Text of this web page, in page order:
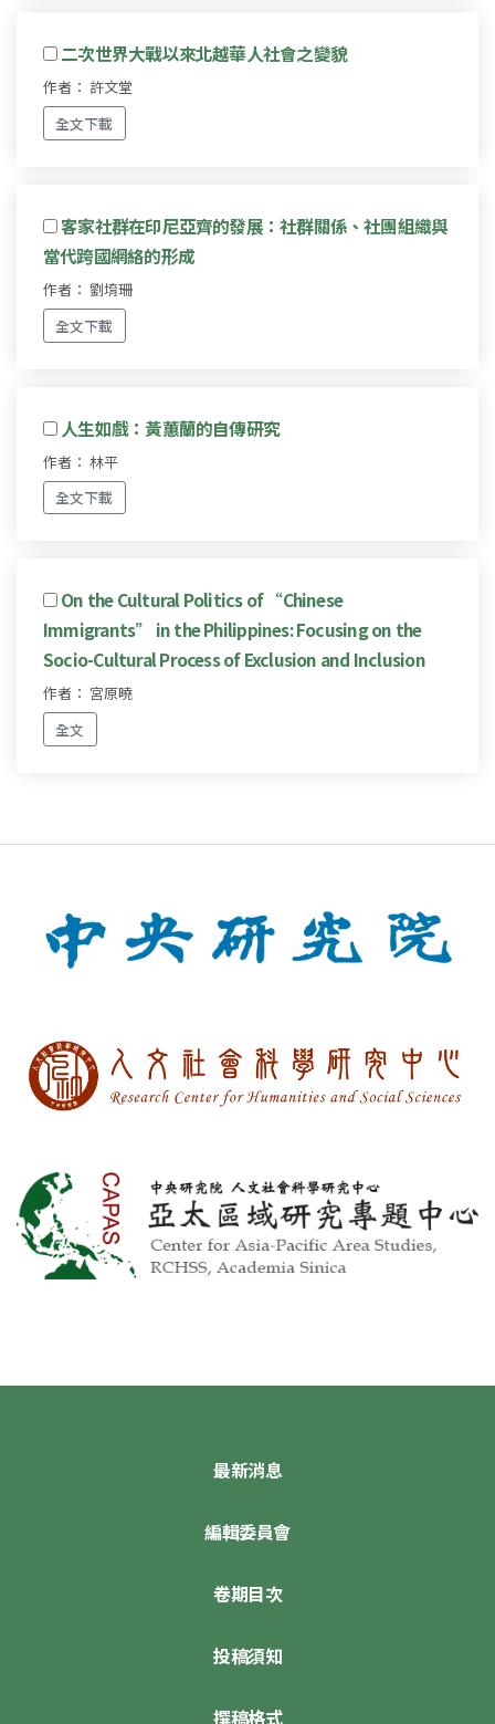
二次世界大戰以來北越華人社會之變貌
作者： 許文堂
全文下載
客家社群在印尼亞齊的發展：社群關係、社團組織與
當代跨國網絡的形成
作者： 劉堉珊
全文下載
人生如戲：黃蕙蘭的自傳研究
作者： 林平
全文下載
On the Cultural Politics of “Chinese
Immigrants” in the Philippines: Focusing on the
Socio-Cultural Process of Exclusion and Inclusion
作者： 宮原曉
全文
最新消息
編輯委員會
卷期目次
投稿須知
撰稿格式